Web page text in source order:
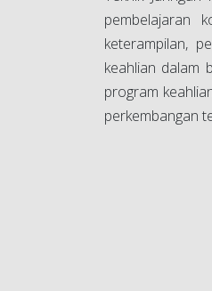
pembelajaran
keterampilan,
keahlian dalam
program
perkembangan